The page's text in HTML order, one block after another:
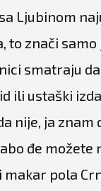
Ljubinom
to znači
smatraju da
ili ustaški
nije, ja znam
đe možete
pola